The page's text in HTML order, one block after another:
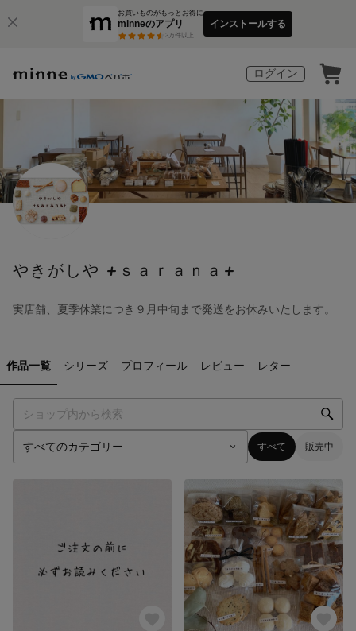
お買いものがもっとお得に
minneのアプリ
3万件以上
インストールする
ログイン
やきがしや +ｓａｒａｎａ+
実店舗、夏季休業につき９月中旬まで発送をお休みいたします。
作品一覧 シリーズ プロフィール レビュー レター
すべて 販売中